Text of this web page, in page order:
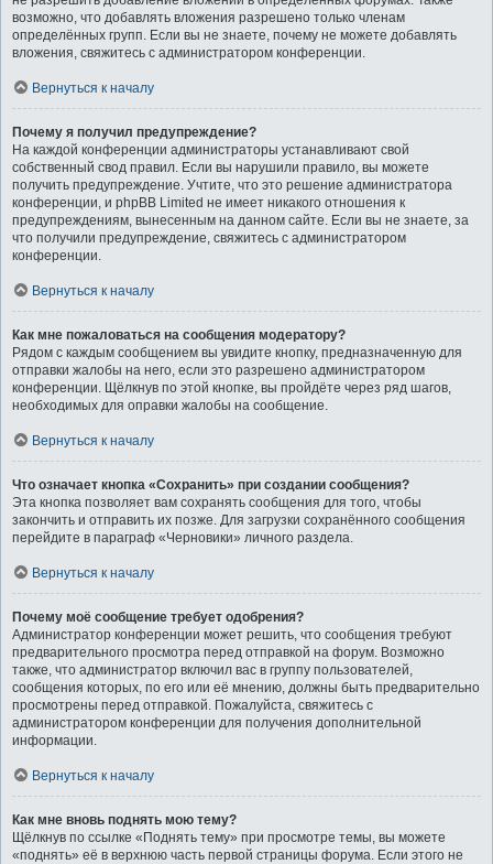
возможно, что добавлять вложения разрешено только членам
определённых групп. Если вы не знаете, почему не можете добавлять
вложения, свяжитесь с администратором конференции.
Вернуться к началу
Почему я получил предупреждение?
На каждой конференции администраторы устанавливают свой
собственный свод правил. Если вы нарушили правило, вы можете
получить предупреждение. Учтите, что это решение администратора
конференции, и phpBB Limited не имеет никакого отношения к
предупреждениям, вынесенным на данном сайте. Если вы не знаете, за
что получили предупреждение, свяжитесь с администратором
конференции.
Вернуться к началу
Как мне пожаловаться на сообщения модератору?
Рядом с каждым сообщением вы увидите кнопку, предназначенную для
отправки жалобы на него, если это разрешено администратором
конференции. Щёлкнув по этой кнопке, вы пройдёте через ряд шагов,
необходимых для оправки жалобы на сообщение.
Вернуться к началу
Что означает кнопка «Сохранить» при создании сообщения?
Эта кнопка позволяет вам сохранять сообщения для того, чтобы
закончить и отправить их позже. Для загрузки сохранённого сообщения
перейдите в параграф «Черновики» личного раздела.
Вернуться к началу
Почему моё сообщение требует одобрения?
Администратор конференции может решить, что сообщения требуют
предварительного просмотра перед отправкой на форум. Возможно
также, что администратор включил вас в группу пользователей,
сообщения которых, по его или её мнению, должны быть предварительно
просмотрены перед отправкой. Пожалуйста, свяжитесь с
администратором конференции для получения дополнительной
информации.
Вернуться к началу
Как мне вновь поднять мою тему?
Щёлкнув по ссылке «Поднять тему» при просмотре темы, вы можете
«поднять» её в верхнюю часть первой страницы форума. Если этого не